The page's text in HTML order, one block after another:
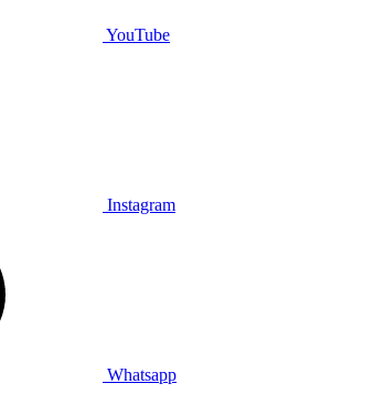
YouTube
Instagram
Whatsapp